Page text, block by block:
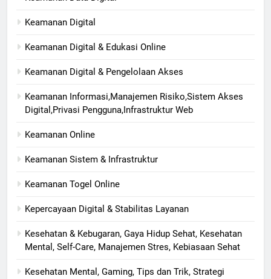
Keamanan Digital
Keamanan Digital & Edukasi Online
Keamanan Digital & Pengelolaan Akses
Keamanan Informasi,Manajemen Risiko,Sistem Akses
Digital,Privasi Pengguna,Infrastruktur Web
Keamanan Online
Keamanan Sistem & Infrastruktur
Keamanan Togel Online
Kepercayaan Digital & Stabilitas Layanan
Kesehatan & Kebugaran, Gaya Hidup Sehat, Kesehatan
Mental, Self-Care, Manajemen Stres, Kebiasaan Sehat
Kesehatan Mental, Gaming, Tips dan Trik, Strategi